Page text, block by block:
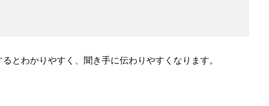
とわかりやすく、聞き手に伝わりやすくなります。